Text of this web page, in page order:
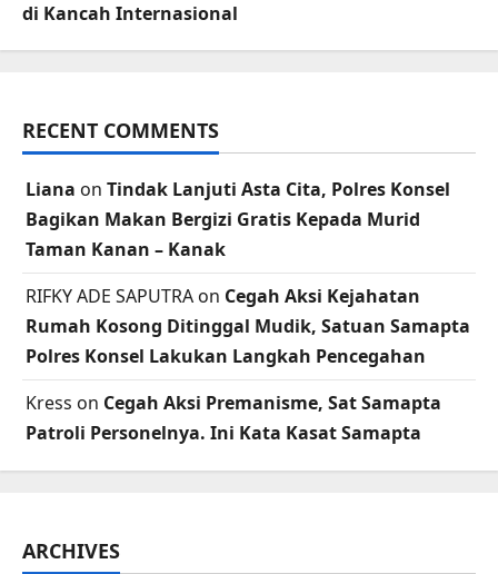
di Kancah Internasional
RECENT COMMENTS
Liana on Tindak Lanjuti Asta Cita, Polres Konsel
Bagikan Makan Bergizi Gratis Kepada Murid
Taman Kanan – Kanak
RIFKY ADE SAPUTRA on Cegah Aksi Kejahatan
Rumah Kosong Ditinggal Mudik, Satuan Samapta
Polres Konsel Lakukan Langkah Pencegahan
Kress on Cegah Aksi Premanisme, Sat Samapta
Patroli Personelnya. Ini Kata Kasat Samapta
ARCHIVES